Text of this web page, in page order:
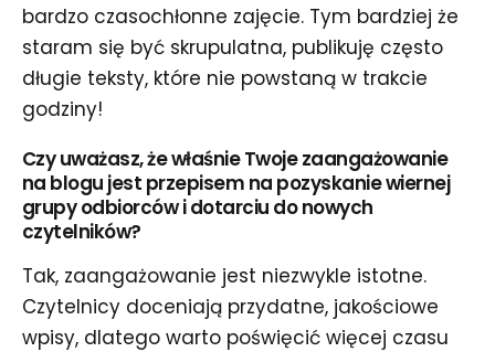
bardzo czasochłonne zajęcie. Tym bardziej że
staram się być skrupulatna, publikuję często
długie teksty, które nie powstaną w trakcie
godziny!
Czy uważasz, że właśnie Twoje zaangażowanie
na blogu jest przepisem na pozyskanie wiernej
grupy odbiorców i dotarciu do nowych
czytelników?
Tak, zaangażowanie jest niezwykle istotne.
Czytelnicy doceniają przydatne, jakościowe
wpisy, dlatego warto poświęcić więcej czasu